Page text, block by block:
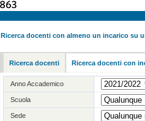
Ricerca docenti con almeno un incarico su
Ricerca docenti Ricerca docenti con
Anno Accademico
Scuola
Sede